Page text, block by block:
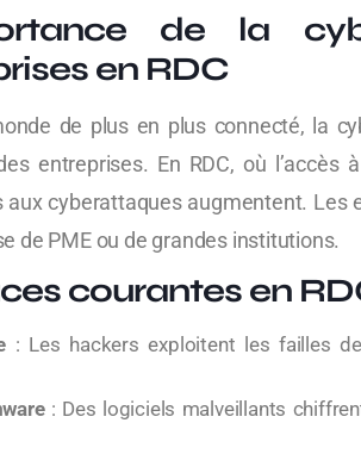
de la
en RDC
de plus en plus connecté, la
entreprises. En RDC, où
aux cyberattaques augmentent. Les
de PME ou de grandes institutions.
courantes en
: Les hackers exploitent les failles
: Des logiciels malveillants